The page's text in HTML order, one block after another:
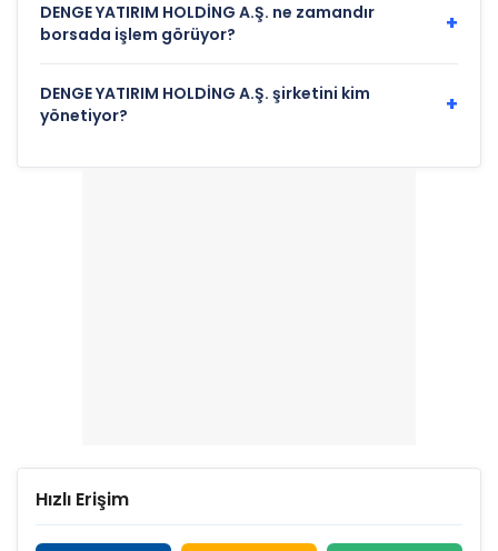
DENGE YATIRIM HOLDİNG A.Ş. ne zamandır
borsada işlem görüyor?
+
DENGE YATIRIM HOLDİNG A.Ş. şirketini kim
yönetiyor?
+
Hızlı Erişim